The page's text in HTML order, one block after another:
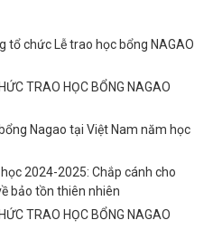
tổ chức Lễ trao học bổng NAGAO
TRAO HỌC BỔNG NAGAO
Nagao tại Việt Nam năm học
2024-2025: Chắp cánh cho
bảo tồn thiên nhiên
TRAO HỌC BỔNG NAGAO